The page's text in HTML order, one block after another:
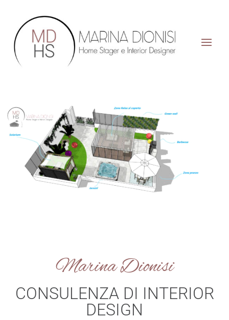
Marina Dionisi
CONSULENZA DI INTERIOR
DESIGN